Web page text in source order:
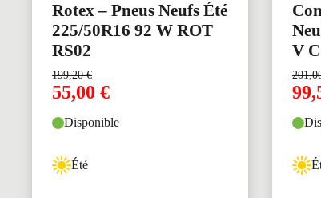
Rotex – Pneus Neufs Été
225/50R16 92 W ROT
RS02
199,20€
55,00 €
Disponible
Été
V